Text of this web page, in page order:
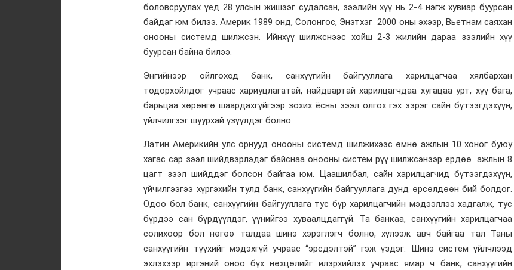
боловсруулах үед 28 улсын жишээг судалсан, зээлийн хүү нь 2-4 нэгж хувиар буурсан
байдаг юм билээ. Америк 1989 онд, Солонгос, Энэтхэг 2000 оны эхээр, Вьетнам саяхан
онооны системд шилжсэн. Ийнхүү шилжснээс хойш 2-3 жилийн дараа зээлийн хүү
буурсан байна билээ.
Энгийнээр ойлгоход банк, санхүүгийн байгууллага харилцагчаа хялбархан
тодорхойлдог учраас хариуцлагатай, найдвартай харилцагчдаа хугацаа урт, хүү бага,
барьцаа хөрөнгө шаардахгүйгээр зохих ёсны зээл олгох гэх зэрэг сайн бүтээгдэхүүн,
үйлчилгээг шуурхай үзүүлдэг болно.
Латин Америкийн улс орнууд онооны системд шилжихээс өмнө ажлын 10 хоног буюу
хагас сар зээл шийдвэрлэдэг байснаа онооны систем рүү шилжсэнээр ердөө ажлын 8
цагт зээл шийддэг болсон байгаа юм. Цаашилбал, сайн харилцагчид бүтээгдэхүүн,
үйчилгээгээ хүргэхийн тулд банк, санхүүгийн байгууллага дунд өрсөлдөөн бий болдог.
Одоо бол банк, санхүүгийн байгууллага тус бүр харилцагчийн мэдээллээ хадгалж, тус
бүрдээ сан бүрдүүлдэг, үүнийгээ хуваалцдаггүй. Та банкаа, санхүүгийн харилцагчаа
солихоор бол нөгөө талдаа шинэ хэрэглэгч болно, хүлээж авч байгаа тал Таны
санхүүгийн түүхийг мэдэхгүй учраас “эрсдэлтэй” гэж үздэг. Шинэ систем үйлчлээд
эхлэхээр иргэний оноо бүх нөхцөлийг илэрхийлэх учраас ямар ч банк, санхүүгийн